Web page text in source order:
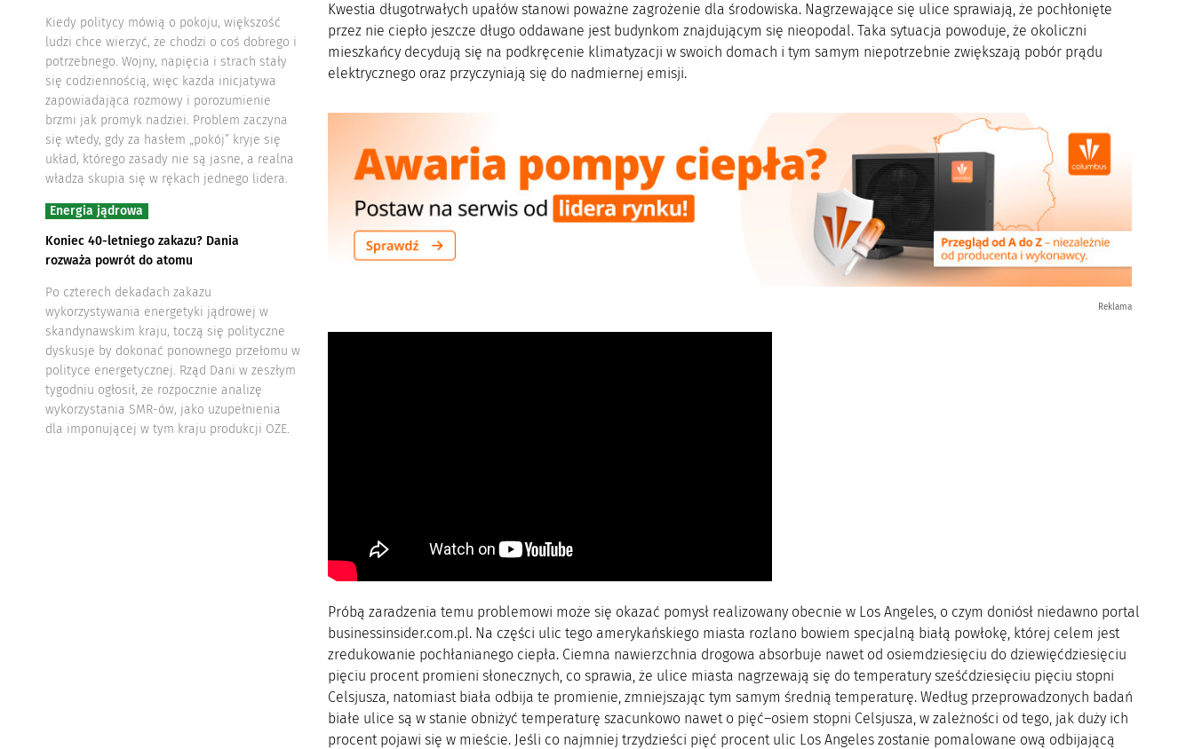
Kiedy politycy mówią o pokoju, większość
ludzi chce wierzyć, że chodzi o coś dobrego i
potrzebnego. Wojny, napięcia i strach stały
się codziennością, więc każda inicjatywa
zapowiadająca rozmowy i porozumienie
brzmi jak promyk nadziei. Problem zaczyna
się wtedy, gdy za hasłem „pokój” kryje się
układ, którego zasady nie są jasne, a realna
władza skupia się w rękach jednego lidera.
Energia jądrowa
Koniec 40-letniego zakazu? Dania
rozważa powrót do atomu
Po czterech dekadach zakazu
wykorzystywania energetyki jądrowej w
skandynawskim kraju, toczą się polityczne
dyskusje by dokonać ponownego przełomu w
polityce energetycznej. Rząd Dani w zeszłym
tygodniu ogłosił, że rozpocznie analizę
wykorzystania SMR-ów, jako uzupełnienia
dla imponującej w tym kraju produkcji OZE.
Kwestia długotrwałych upałów stanowi poważne zagrożenie dla środowiska. Nagrzewające się ulice sprawiają, że pochłonięte
przez nie ciepło jeszcze długo oddawane jest budynkom znajdującym się nieopodal. Taka sytuacja powoduje, że okoliczni
mieszkańcy decydują się na podkręcenie klimatyzacji w swoich domach i tym samym niepotrzebnie zwiększają pobór prądu
elektrycznego oraz przyczyniają się do nadmiernej emisji.
Reklama
Próbą zaradzenia temu problemowi może się okazać pomysł realizowany obecnie w Los Angeles, o czym doniósł niedawno portal
businessinsider.com.pl. Na części ulic tego amerykańskiego miasta rozlano bowiem specjalną białą powłokę, której celem jest
zredukowanie pochłanianego ciepła. Ciemna nawierzchnia drogowa absorbuje nawet od osiemdziesięciu do dziewięćdziesięciu
pięciu procent promieni słonecznych, co sprawia, że ulice miasta nagrzewają się do temperatury sześćdziesięciu pięciu stopni
Celsjusza, natomiast biała odbija te promienie, zmniejszając tym samym średnią temperaturę. Według przeprowadzonych badań
białe ulice są w stanie obniżyć temperaturę szacunkowo nawet o pięć–osiem stopni Celsjusza, w zależności od tego, jak duży ich
procent pojawi się w mieście. Jeśli co najmniej trzydzieści pięć procent ulic Los Angeles zostanie pomalowane ową odbijającą